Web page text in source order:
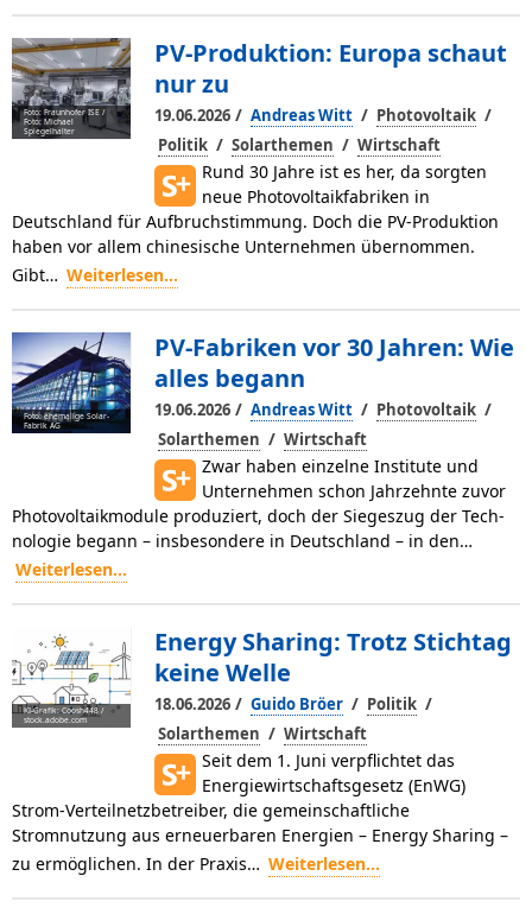
Foto: Fraunhofer ISE /
Foto: Michael
Spiegelhalter
PV-Produktion: Europa schaut
nur zu
19.06.2026 / Andreas Witt / Photovoltaik /
Politik / Solarthemen / Wirtschaft
Rund 30 Jahre ist es her, da sorgten
neue Photovoltaikfabriken in
Deutschland für Aufbruchstimmung. Doch die PV-Produktion
haben vor allem chinesische Unternehmen übernommen.
Gibt… Weiterlesen...
Foto: ehemalige Solar-
Fabrik AG
PV-Fabriken vor 30 Jahren: Wie
alles begann
19.06.2026 / Andreas Witt / Photovoltaik /
Solarthemen / Wirtschaft
Zwar haben einzelne Institute und
Unternehmen schon Jahr­zehn­te zuvor
Photovoltaikmodule produziert, doch der Siegeszug der Tech­­
nologie begann – insbesondere in Deutschland – in den…
Weiterlesen...
KI-Grafik: Coosh448 /
stock.adobe.com
Energy Sharing: Trotz Stichtag
keine Welle
18.06.2026 / Guido Bröer / Politik /
Solarthemen / Wirtschaft
Seit dem 1. Juni verpflichtet das
Energiewirtschaftsgesetz (EnWG)
Strom­-Verteilnetzbetreiber, die gemeinschaftliche
Stromnutzung aus erneuerbaren Energien – Energy Sha­ring –
zu ermöglichen. In der Praxis… Weiterlesen...